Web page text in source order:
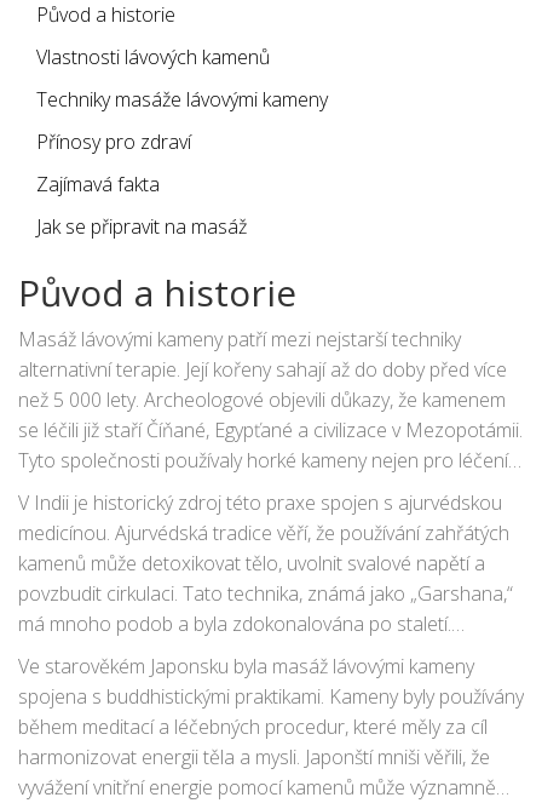
Původ a historie
Vlastnosti lávových kamenů
Techniky masáže lávovými kameny
Přínosy pro zdraví
Zajímavá fakta
Jak se připravit na masáž
Původ a historie
Masáž lávovými kameny patří mezi nejstarší techniky
alternativní terapie. Její kořeny sahají až do doby před více
než 5 000 lety. Archeologové objevili důkazy, že kamenem
se léčili již staří Číňané, Egypťané a civilizace v Mezopotámii.
Tyto společnosti používaly horké kameny nejen pro léčení,
ale také pro různé rituály a duchovní praktiky. V Číně byly
kameny zahřívány a pokládány na tělo, aby vyrovnaly
energii a odstranily bloky z energetických drah neboli
meridiánů. V Egyptě byly horké kameny součástí božských
rituálů a byly považovány za symboly síly a zemského tepla.
V Indii je historický zdroj této praxe spojen s ajurvédskou
medicínou. Ajurvédská tradice věří, že používání zahřátých
kamenů může detoxikovat tělo, uvolnit svalové napětí a
povzbudit cirkulaci. Tato technika, známá jako „Garshana,“
má mnoho podob a byla zdokonalována po staletí.
Významným rysem ajurvédské masáže je propojení těla a
mysli, kdy se využívají přírodní prvky jako voda, oheň a zem.
Ve starověkém Japonsku byla masáž lávovými kameny
spojena s buddhistickými praktikami. Kameny byly používány
během meditací a léčebných procedur, které měly za cíl
harmonizovat energii těla a mysli. Japonští mniši věřili, že
vyvážení vnitřní energie pomocí kamenů může významně